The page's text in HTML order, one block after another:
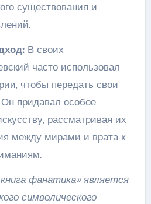
существования и
В своих
часто использовал
чтобы передать свои
придавал особое
рассматривая их
между мирами и врата к
фанатика» является
символического